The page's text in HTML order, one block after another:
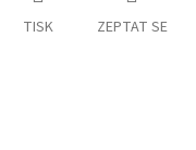
TISK ZEPTAT SE